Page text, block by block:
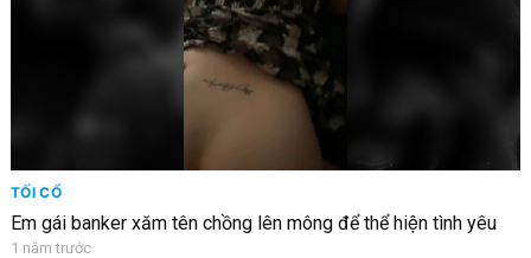
TỐI CỔ
Em gái banker xăm tên chồng lên mông để thể hiện tình yêu
1 năm trước